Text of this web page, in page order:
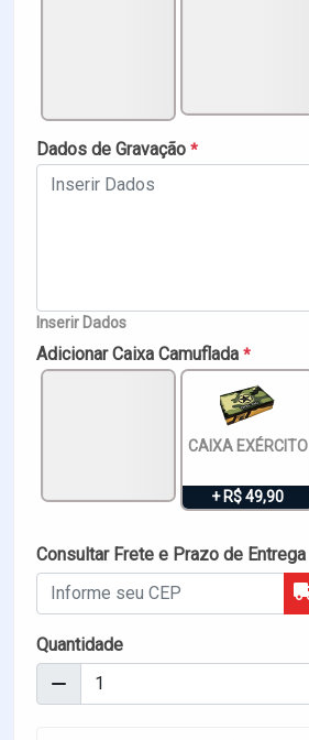
Dados de Gravação *
Inserir Dados
Adicionar Caixa Camuflada *
CAIXA EXÉRCITO
+ R$ 49,90
Consultar Frete e Prazo de Entrega
Quantidade